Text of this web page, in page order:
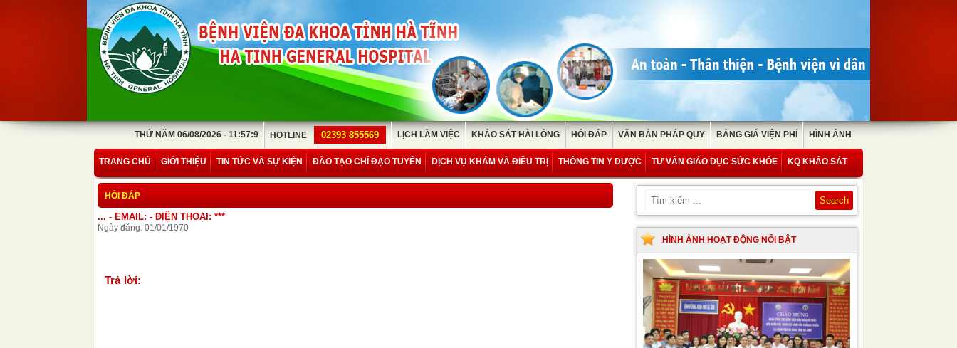
THỨ NĂM 06/08/2026 - 11:57:9 HOTLINE 02393 855569 LỊCH LÀM VIỆC KHẢO SÁT HÀI LÒNG HỎI ĐÁP VĂN BẢN PHÁP QUY BẢNG GIÁ VIỆN PHÍ HÌNH ẢNH
TRANG CHỦ GIỚI THIỆU TIN TỨC VÀ SỰ KIỆN ĐÀO TẠO CHỈ ĐẠO TUYẾN DỊCH VỤ KHÁM VÀ ĐIỀU TRỊ THÔNG TIN Y DƯỢC TƯ VẤN GIÁO DỤC SỨC KHỎE KQ KHẢO SÁT
HỎI ĐÁP
... - EMAIL: - ĐIỆN THOẠI: ***
Ngày đăng: 01/01/1970
Trả lời:
HÌNH ẢNH HOẠT ĐỘNG NỔI BẬT